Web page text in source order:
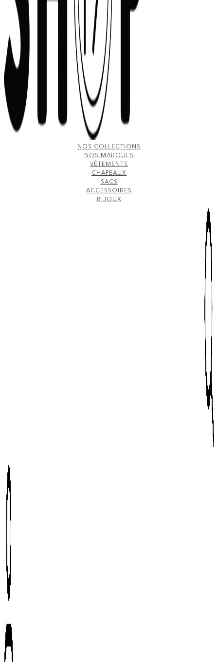
NOS COLLECTIONS
NOS MARQUES
VÊTEMENTS
CHAPEAUX
SACS
ACCESSOIRES
BIJOUX